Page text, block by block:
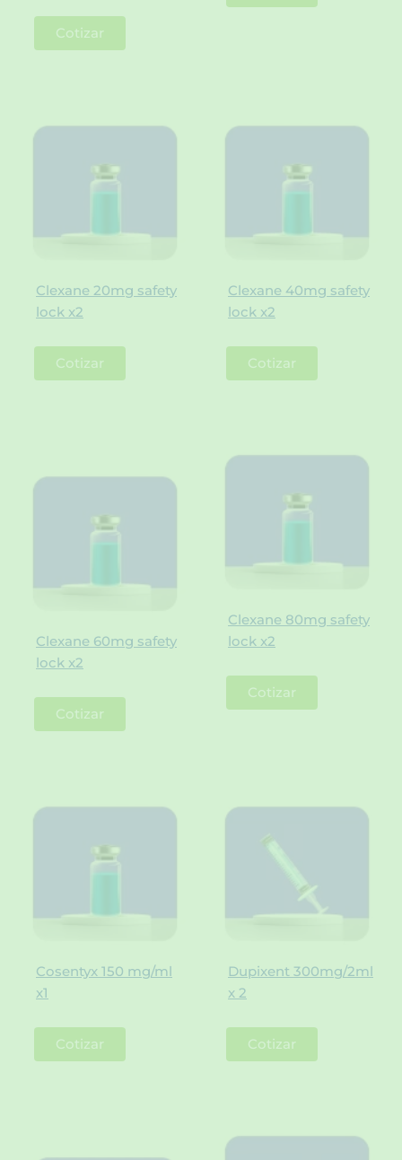
Cotizar
Clexane 20mg safety
lock x2
Cotizar
Clexane 40mg safety
lock x2
Cotizar
Clexane 60mg safety
lock x2
Cotizar
Clexane 80mg safety
lock x2
Cotizar
Cosentyx 150 mg/ml
x1
Cotizar
Dupixent 300mg/2ml
x 2
Cotizar